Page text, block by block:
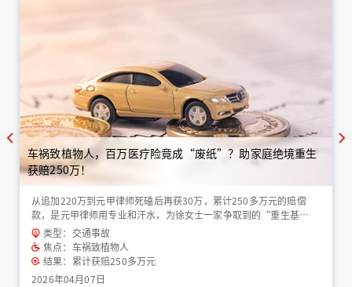
车祸致植物人，百万医疗险竟成“废纸”？助家庭绝境重生
获赔250万！
从追加220万到元甲律师死磕后再获30万，累计250多万元的赔偿
款，是元甲律师用专业和汗水，为徐女士一家争取到的“重生基
金”！
类型：交通事故
焦点：车祸致植物人
结果：累计获赔250多万元
2026年04月07日